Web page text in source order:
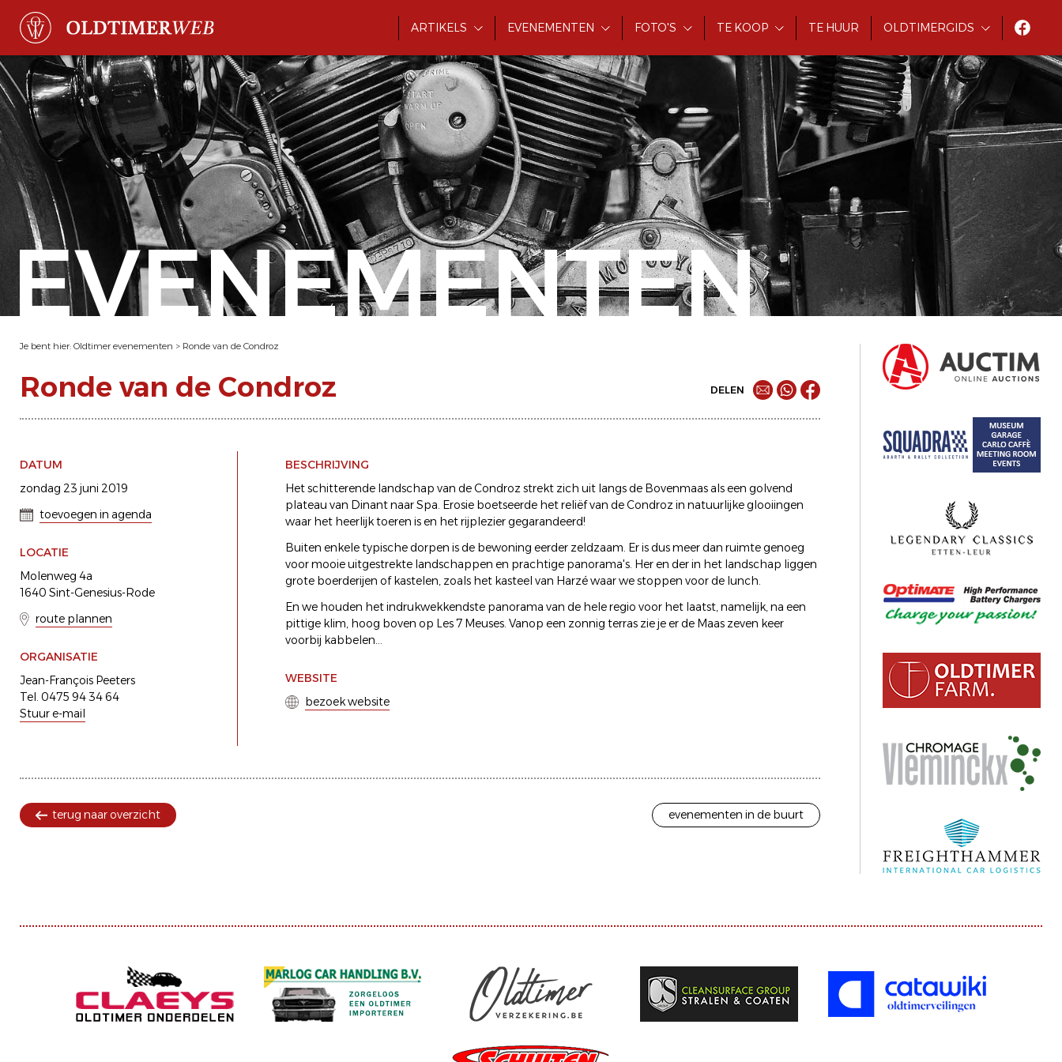
ARTIKELS EVENEMENTEN FOTO'S TE KOOP TE HUUR OLDTIMERGIDS
EVENEMENTEN
Je bent hier: Oldtimer evenementen > Ronde van de Condroz
Ronde van de Condroz DELEN
DATUM
zondag 23 juni 2019
toevoegen in agenda
LOCATIE
Molenweg 4a
1640 Sint-Genesius-Rode
route plannen
ORGANISATIE
Jean-François Peeters
Tel. 0475 94 34 64
Stuur e-mail
BESCHRIJVING
Het schitterende landschap van de Condroz strekt zich uit langs de Bovenmaas als een golvend
plateau van Dinant naar Spa. Erosie boetseerde het reliëf van de Condroz in natuurlijke glooiingen
waar het heerlijk toeren is en het rijplezier gegarandeerd!
Buiten enkele typische dorpen is de bewoning eerder zeldzaam. Er is dus meer dan ruimte genoeg
voor mooie uitgestrekte landschappen en prachtige panorama's. Her en der in het landschap liggen
grote boerderijen of kastelen, zoals het kasteel van Harzé waar we stoppen voor de lunch.
En we houden het indrukwekkendste panorama van de hele regio voor het laatst, namelijk, na een
pittige klim, hoog boven op Les 7 Meuses. Vanop een zonnig terras zie je er de Maas zeven keer
voorbij kabbelen...
WEBSITE
bezoek website
terug naar overzicht evenementen in de buurt